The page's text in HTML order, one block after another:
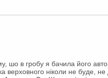
шо в гробу я бачила його
верховного ніколи не буде,